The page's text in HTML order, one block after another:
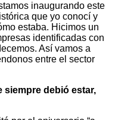
inaugurando este
que yo conocí y
estaba. Hicimos un
identificadas con
Así vamos a
entre el sector
siempre debió estar,